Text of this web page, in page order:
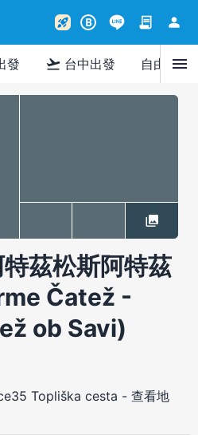
rocket_launch B contract person
發 flight_takeoff 台中出發 自由行menu
茲松斯阿特茲
Čatež -
ob Savi)
Topliška cesta - 查看地